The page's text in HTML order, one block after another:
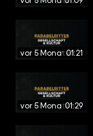
vor 5 Monaten01:21
vor 5 Monaten01:29